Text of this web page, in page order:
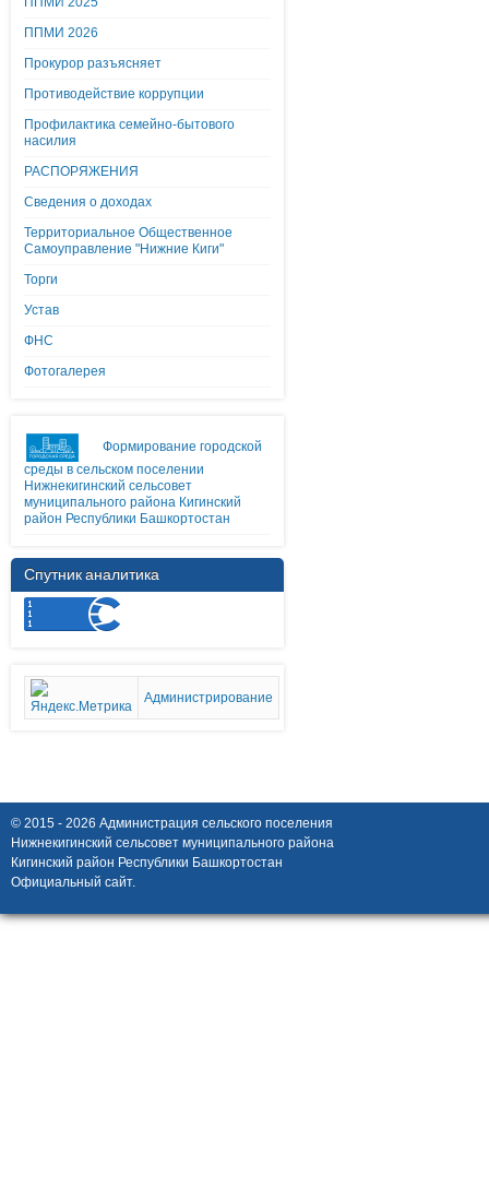
ППМИ 2026
Прокурор разъясняет
Противодействие коррупции
Профилактика семейно-бытового
насилия
РАСПОРЯЖЕНИЯ
Сведения о доходах
Территориальное Общественное
Самоуправление "Нижние Киги"
Торги
Устав
ФНС
Фотогалерея
Формирование городской
среды в сельском поселении
Нижнекигинский сельсовет
муниципального района Кигинский
район Республики Башкортостан
Спутник аналитика
Администрирование
© 2015 - 2026 Администрация сельского поселения
Нижнекигинский сельсовет муниципального района
Кигинский район Республики Башкортостан
Официальный сайт.